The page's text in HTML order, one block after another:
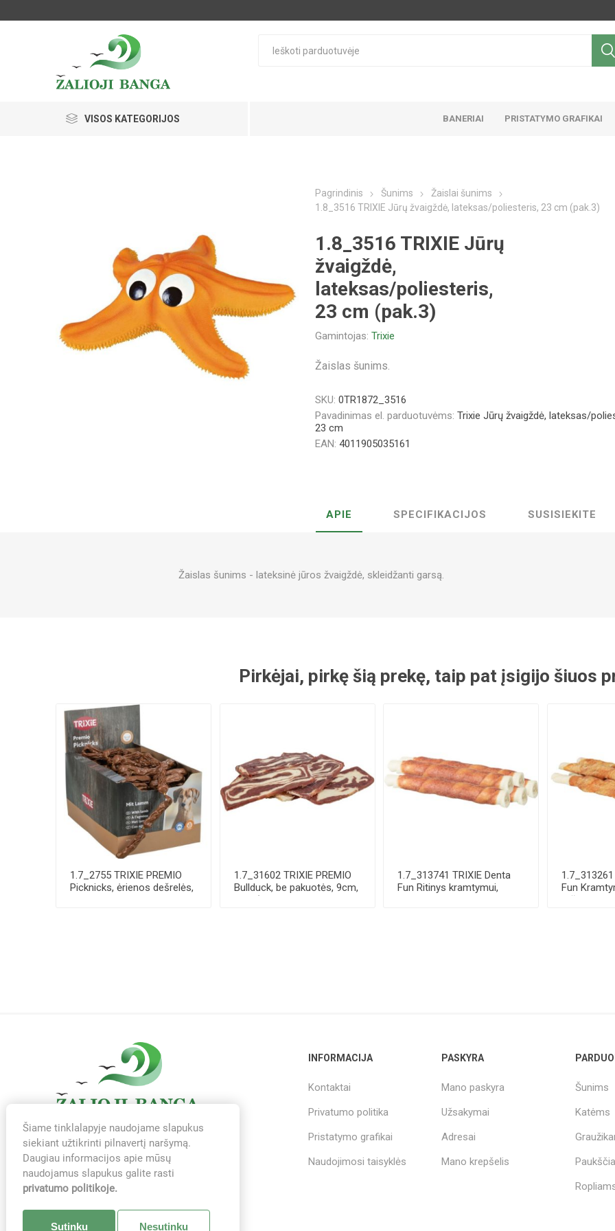
VISOS KATEGORIJOS BANERIAI PRISTATYMO GRAFIKAI
Pagrindinis Šunims
Žaislai šunims
1.8_3516 TRIXIE Jūrų žvaigždė, lateksas/poliesteris, 23 cm (pak.3)
1.8_3516 TRIXIE Jūrų
žvaigždė,
lateksas/poliesteris,
23 cm (pak.3)
Gamintojas: Trixie
Žaislas šunims.
SKU: 0TR1872_3516
Pavadinimas el. parduotuvėms: Trixie Jūrų žvaigždė, lateksas/
23 cm
EAN: 4011905035161
APIE SPECIFIKACIJOS SUSISIEKITE
Žaislas šunims - lateksinė jūros žvaigždė, skleidžanti garsą.
Pirkėjai, pirkę šią prekę, taip pat įsigijo šiuos
1.7_2755 TRIXIE PREMIO
Picknicks, ėrienos dešrelės,
1.7_31602 TRIXIE PREMIO
Bullduck, be pakuotės, 9cm,
11 g (pa...
1.7_313741 TRIXIE Denta
Fun Ritinys kramtymui,
Fun
Vištiena, be
INFORMACIJA
Kontaktai
Privatumo politika
Pristatymo grafikai
Naudojimosi taisyklės
PASKYRA
Mano paskyra
Užsakymai
Adresai
Mano krepšelis
Šunims
Katėms
Šiame tinklalapyje naudojame slapukus
siekiant užtikrinti pilnavertį naršymą.
Daugiau informacijos apie mūsų
naudojamus slapukus galite rasti
privatumo politikoje.
Sutinku Nesutinku